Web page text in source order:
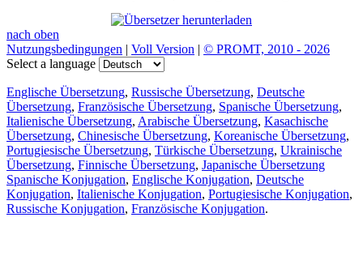
nach oben
Nutzungsbedingungen | Voll Version | © PROMT, 2010 - 2026
Select a language
Englische Übersetzung, Russische Übersetzung, Deutsche
Übersetzung, Französische Übersetzung, Spanische Übersetzung,
Italienische Übersetzung, Arabische Übersetzung, Kasachische
Übersetzung, Chinesische Übersetzung, Koreanische Übersetzung,
Portugiesische Übersetzung, Türkische Übersetzung, Ukrainische
Übersetzung, Finnische Übersetzung, Japanische Übersetzung
Spanische Konjugation, Englische Konjugation, Deutsche
Konjugation, Italienische Konjugation, Portugiesische Konjugation,
Russische Konjugation, Französische Konjugation.